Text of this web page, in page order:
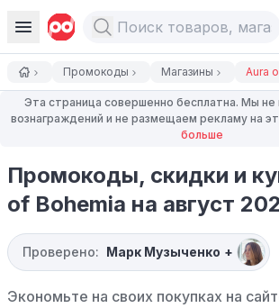
Промокоды Магазины Aura
Эта страница совершенно бесплатна. Мы не
вознаграждений и не размещаем рекламу на
больше
Промокоды, скидки и
of Bohemia на август
Проверено: Марк Музыченко +
Экономьте на своих покупках на